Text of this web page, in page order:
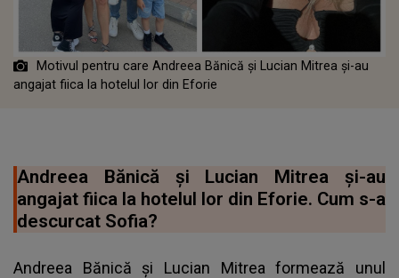
Motivul pentru care Andreea Bănică și Lucian Mitrea și-au
angajat fiica la hotelul lor din Eforie
Andreea Bănică și Lucian Mitrea și-au
angajat fiica la hotelul lor din Eforie. Cum s-a
descurcat Sofia?
Andreea Bănică și Lucian Mitrea formează unul